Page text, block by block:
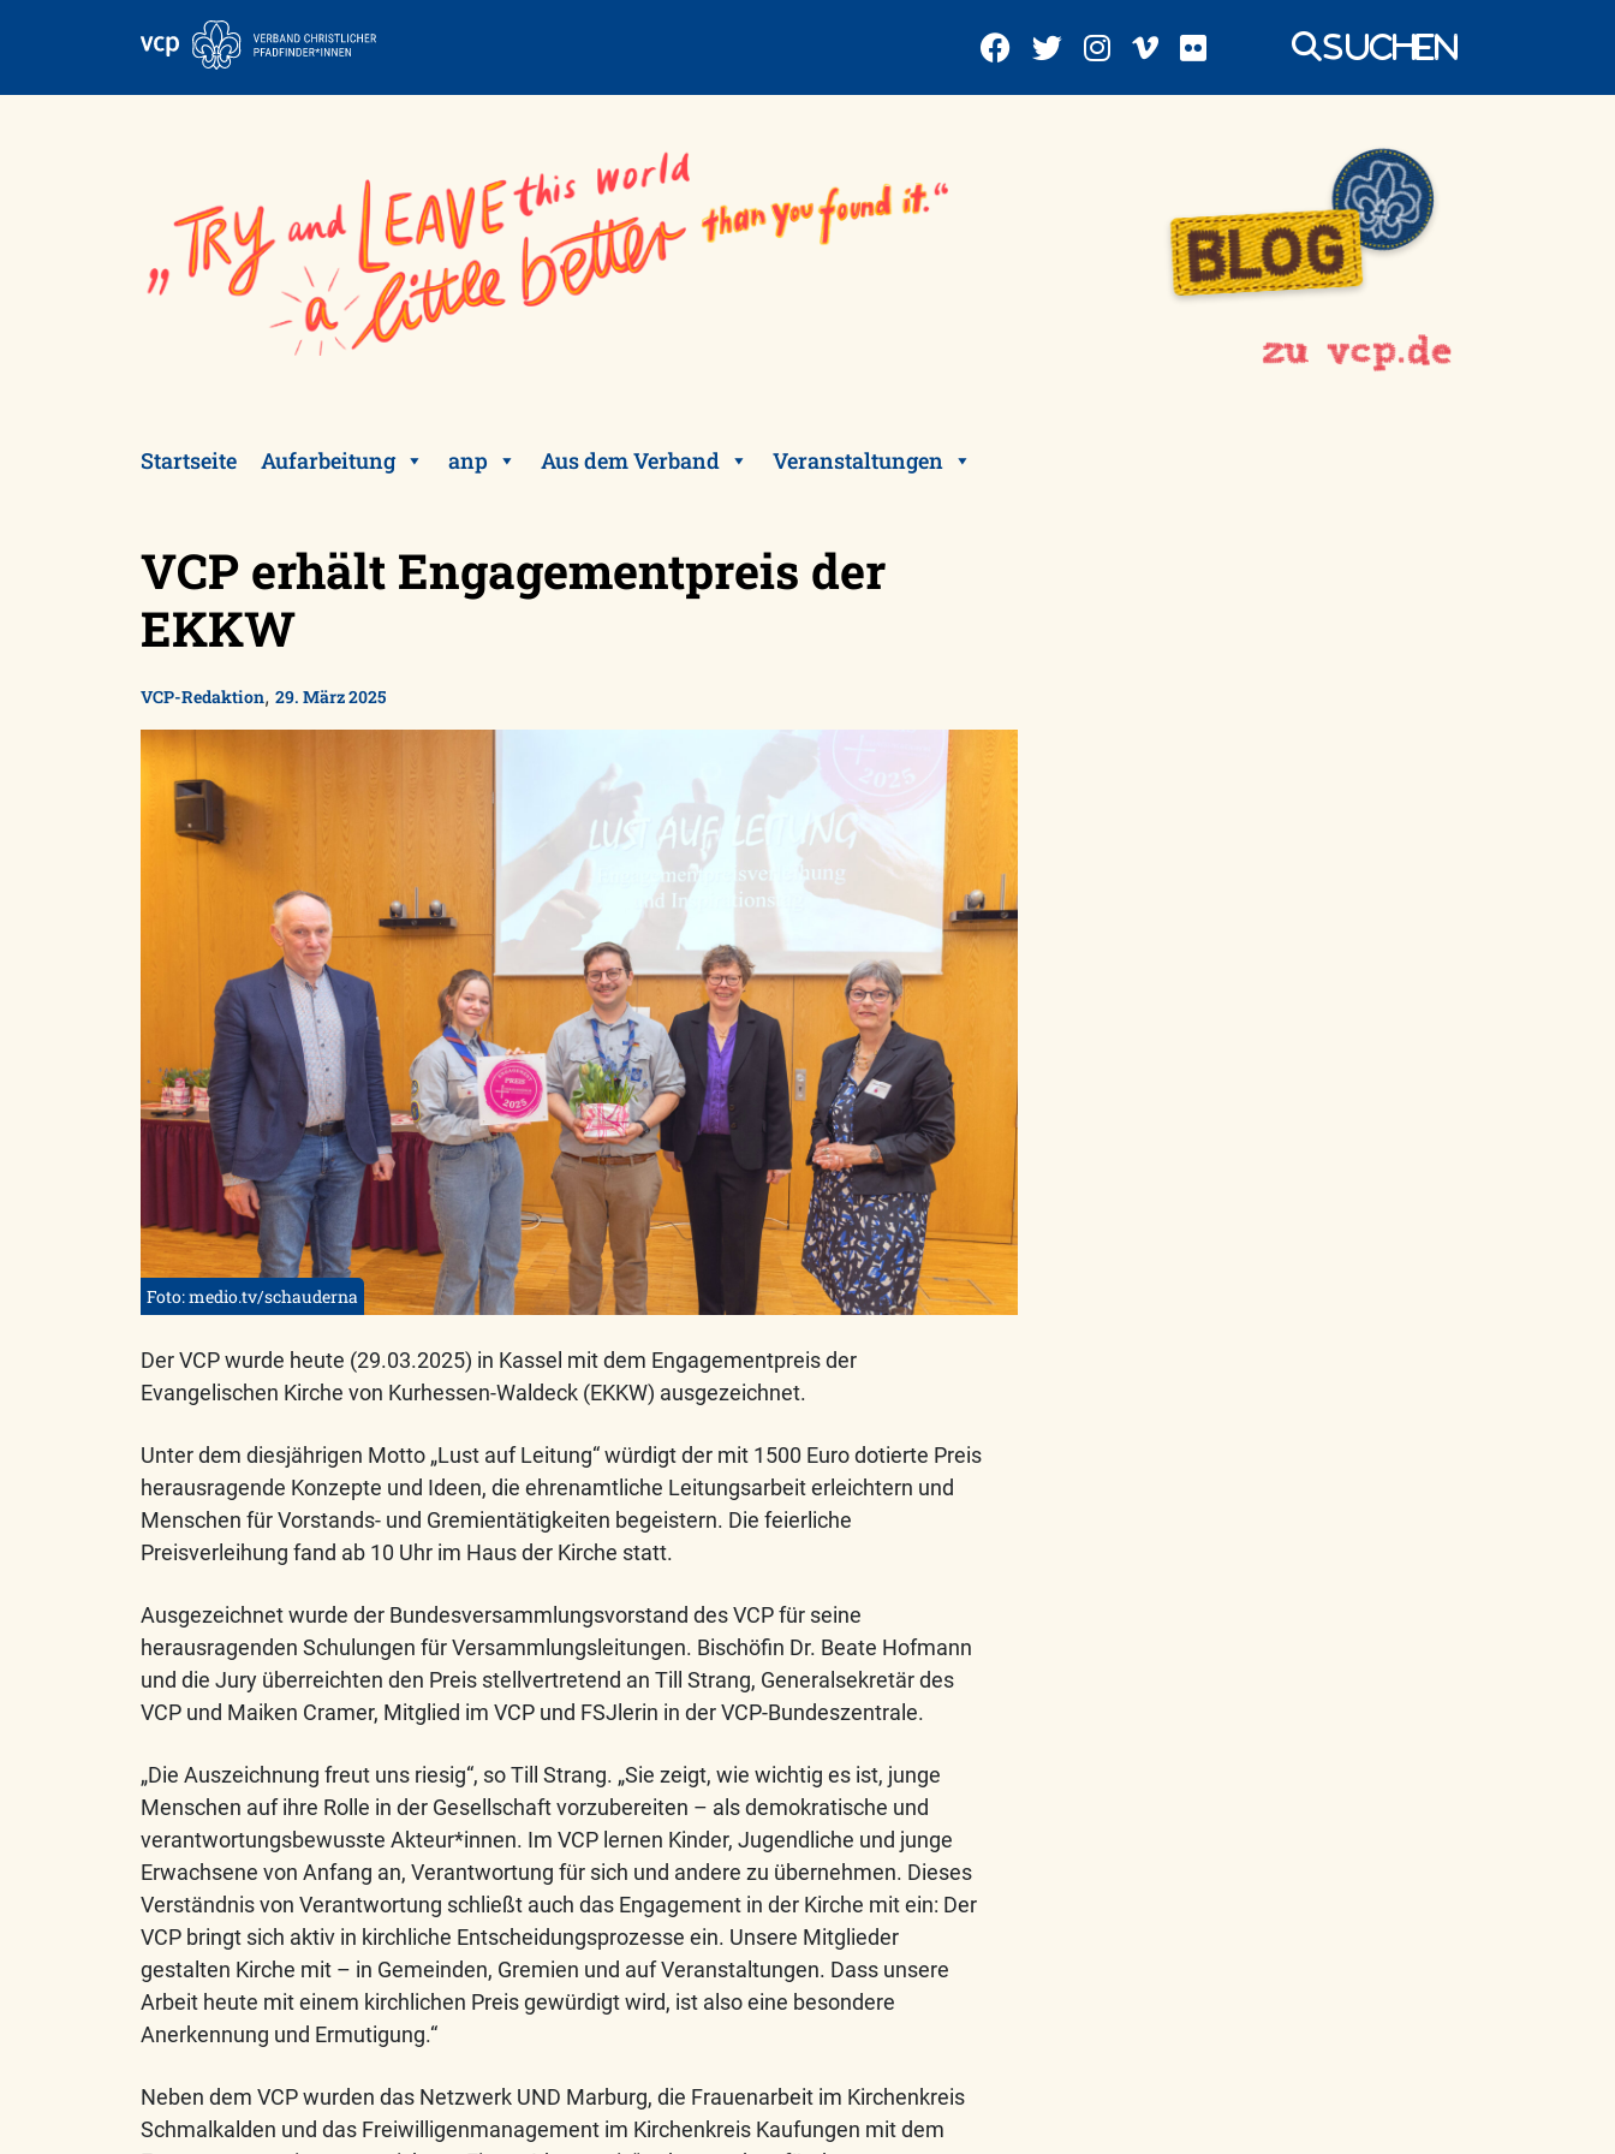
Suchen
Startseite Aufarbeitung anp Aus dem Verband Veranstaltungen
VCP erhält Engagementpreis der
EKKW
VCP-Redaktion, 29. März 2025
Foto: medio.tv/schauderna
Der VCP wurde heute (29.03.2025) in Kassel mit dem Engagementpreis der
Evangelischen Kirche von Kurhessen-Waldeck (EKKW) ausgezeichnet.
Unter dem diesjährigen Motto „Lust auf Leitung“ würdigt der mit 1500 Euro dotierte Preis
herausragende Konzepte und Ideen, die ehrenamtliche Leitungsarbeit erleichtern und
Menschen für Vorstands- und Gremientätigkeiten begeistern. Die feierliche
Preisverleihung fand ab 10 Uhr im Haus der Kirche statt.
Ausgezeichnet wurde der Bundesversammlungsvorstand des VCP für seine
herausragenden Schulungen für Versammlungsleitungen. Bischöfin Dr. Beate Hofmann
und die Jury überreichten den Preis stellvertretend an Till Strang, Generalsekretär des
VCP und Maiken Cramer, Mitglied im VCP und FSJlerin in der VCP-Bundeszentrale.
„Die Auszeichnung freut uns riesig“, so Till Strang. „Sie zeigt, wie wichtig es ist, junge
Menschen auf ihre Rolle in der Gesellschaft vorzubereiten – als demokratische und
verantwortungsbewusste Akteur*innen. Im VCP lernen Kinder, Jugendliche und junge
Erwachsene von Anfang an, Verantwortung für sich und andere zu übernehmen. Dieses
Verständnis von Verantwortung schließt auch das Engagement in der Kirche mit ein: Der
VCP bringt sich aktiv in kirchliche Entscheidungsprozesse ein. Unsere Mitglieder
gestalten Kirche mit – in Gemeinden, Gremien und auf Veranstaltungen. Dass unsere
Arbeit heute mit einem kirchlichen Preis gewürdigt wird, ist also eine besondere
Anerkennung und Ermutigung.“
Neben dem VCP wurden das Netzwerk UND Marburg, die Frauenarbeit im Kirchenkreis
Schmalkalden und das Freiwilligenmanagement im Kirchenkreis Kaufungen mit dem